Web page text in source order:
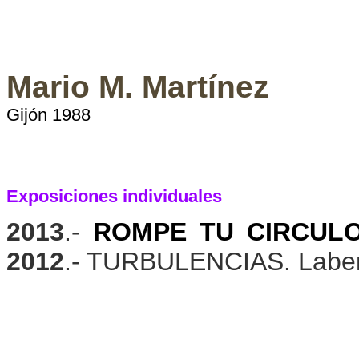
Mario M. Martínez
Gijón 1988
Exposiciones individuales
2013.- ROMPE TU
2012.- TURBULENCIAS.